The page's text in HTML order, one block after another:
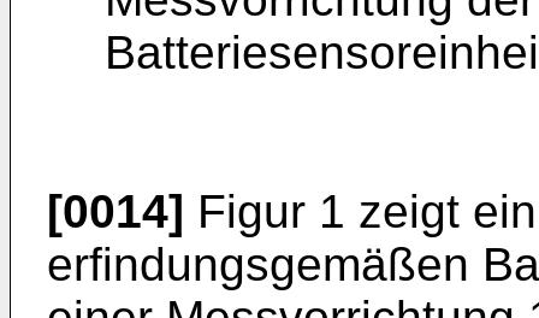
[0014] Figur 1 zeigt
erfindungsgemäßen